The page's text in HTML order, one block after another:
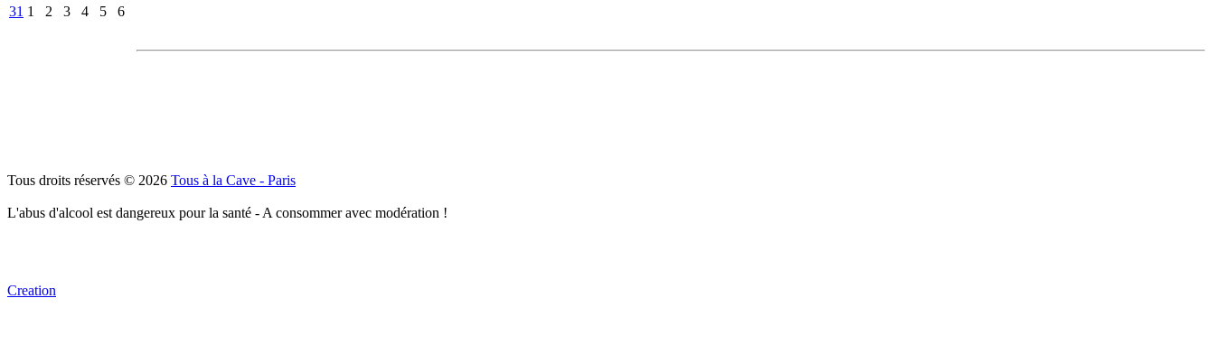
31 1 2 3 4 5 6
Tous droits réservés © 2026 Tous à la Cave - Paris
L'abus d'alcool est dangereux pour la santé - A consommer avec modération !
Creation